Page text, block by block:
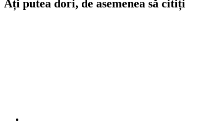
Ați putea dori, de asemenea să citiți